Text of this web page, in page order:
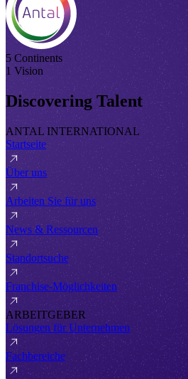
5 Continents
1 Vision
Discovering Talent
ANTAL INTERNATIONAL
Startseite
Über uns
Arbeiten Sie für uns
News & Ressourcen
Standortsuche
Franchise-Möglichkeiten
ARBEITGEBER
Lösungen für Unternehmen
Fachbereiche